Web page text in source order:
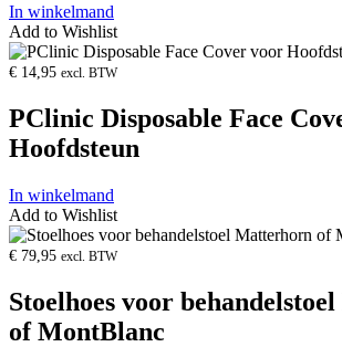
In winkelmand
Add to Wishlist
Product
openen
€ 14,95 excl. BTW
PClinic Disposable Face
Hoofdsteun
In winkelmand
Add to Wishlist
Product
openen
€ 79,95 excl. BTW
Stoelhoes voor
of MontBlanc